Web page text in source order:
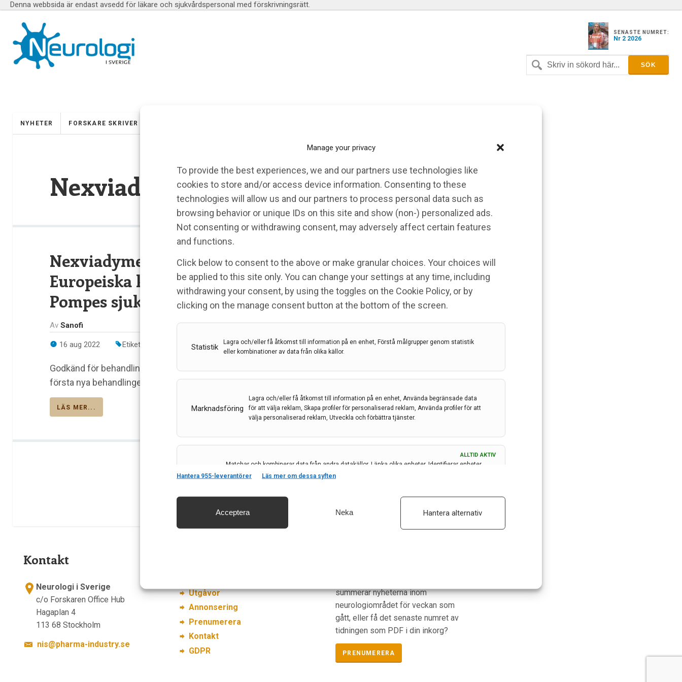
Manage your privacy
To provide the best experiences, we and our partners use technologies like
cookies to store and/or access device information. Consenting to these
technologies will allow us and our partners to process personal data such as
browsing behavior or unique IDs on this site and show (non-) personalized ads.
Not consenting or withdrawing consent, may adversely affect certain features
and functions.
Click below to consent to the above or make granular choices. Your choices will
be applied to this site only. You can change your settings at any time, including
withdrawing your consent, by using the toggles on the Cookie Policy, or by
clicking on the manage consent button at the bottom of the screen.
Statistik
Lagra och/eller få åtkomst till information på en enhet, Förstå målgrupper genom statistik
eller kombinationer av data från olika källor.
Marknadsföring
Lagra och/eller få åtkomst till information på en enhet, Använda begränsade data
för att välja reklam, Skapa profiler för personaliserad reklam, Använda profiler för att
välja personaliserad reklam, Utveckla och förbättra tjänster.
ALLTID AKTIV
Matchar och kombinerar data från andra datakällor, Länka olika enheter, Identifierar enheter
baserat på information som överförs automatiskt.
och innehåll, Spara och meddela dina integritetsval.
ALLTID AKTIV
Hantera 955-leverantörer Läs mer om dessa syften
Acceptera Neka Hantera alternativ
Denna webbsida är endast avsedd för läkare och sjukvårdspersonal med förskrivningsrätt.
SENASTE NUMRET:
Nr 2 2026
NYHETER FORSKARE SKRIVER
Nexviadyme
Nexviadyme (avalglukosidas alfa) godkänt av
Europeiska kommissionen för behandling av
Pompes sjukdom
Av Sanofi
16 aug 2022 Etiketter: avalglukosidas alfa ,Nexviadyme,Pompes sjukdom,Sanofi
Godkänd för behandling av hela spektrumet av Pompes sjukdom, både IOPD och LOPD. Den
första nya behandlingen som blivit godkänd för Pompes sjukdom på över 15 år.
LÄS MER...
Kontakt
Neurologi i Sverige
c/o Forskaren Office Hub
Hagaplan 4
113 68 Stockholm
nis@pharma-industry.se
Utgåvor
Annonsering
Prenumerera
Kontakt
GDPR
summerar nyheterna inom
neurologiområdet för veckan som
gått, eller få det senaste numret av
tidningen som PDF i din inkorg?
PRENUMERERA